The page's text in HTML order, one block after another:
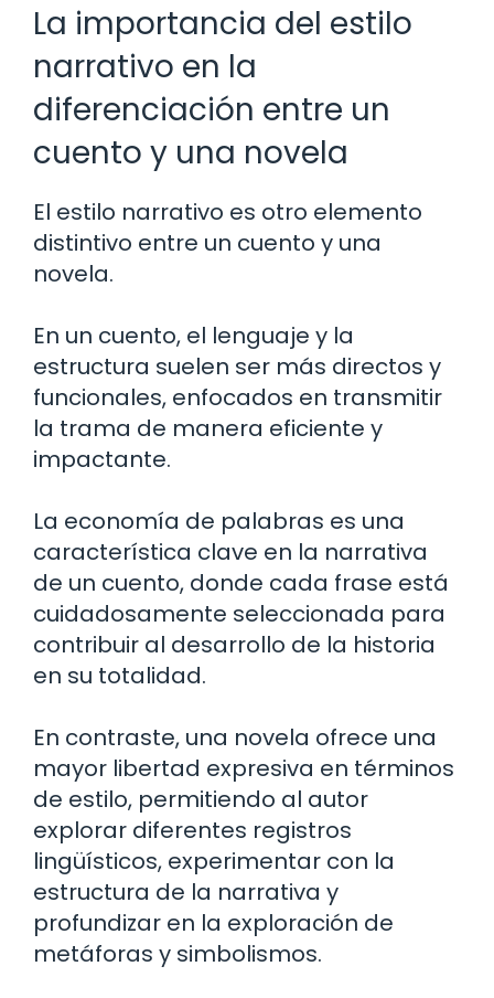
La importancia del estilo
narrativo en la
diferenciación entre un
cuento y una novela
El estilo narrativo es otro elemento
distintivo entre un cuento y una
novela.
En un cuento, el lenguaje y la
estructura suelen ser más directos y
funcionales, enfocados en transmitir
la trama de manera eficiente y
impactante.
La economía de palabras es una
característica clave en la narrativa
de un cuento, donde cada frase está
cuidadosamente seleccionada para
contribuir al desarrollo de la historia
en su totalidad.
En contraste, una novela ofrece una
mayor libertad expresiva en términos
de estilo, permitiendo al autor
explorar diferentes registros
lingüísticos, experimentar con la
estructura de la narrativa y
profundizar en la exploración de
metáforas y simbolismos.